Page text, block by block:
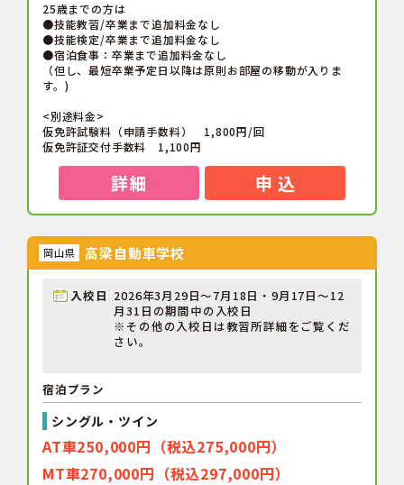
25歳までの方は
●技能教習/卒業まで追加料金なし
●技能検定/卒業まで追加料金なし
●宿泊食事：卒業まで追加料金なし
（但し、最短卒業予定日以降は原則お部屋の移動が入りま
す。)
<別途料金>
仮免許試験料（申請手数料） 1,800円/回
仮免許証交付手数料 1,100円
詳細 申 込
岡山県 高梁自動車学校
入校日 2026年3月29日～7月18日・9月17日～12
月31日の期間中の入校日
※その他の入校日は教習所詳細をご覧くだ
さい。
宿泊プラン
シングル・ツイン
AT車250,000円（税込275,000円）
MT車270,000円（税込297,000円）